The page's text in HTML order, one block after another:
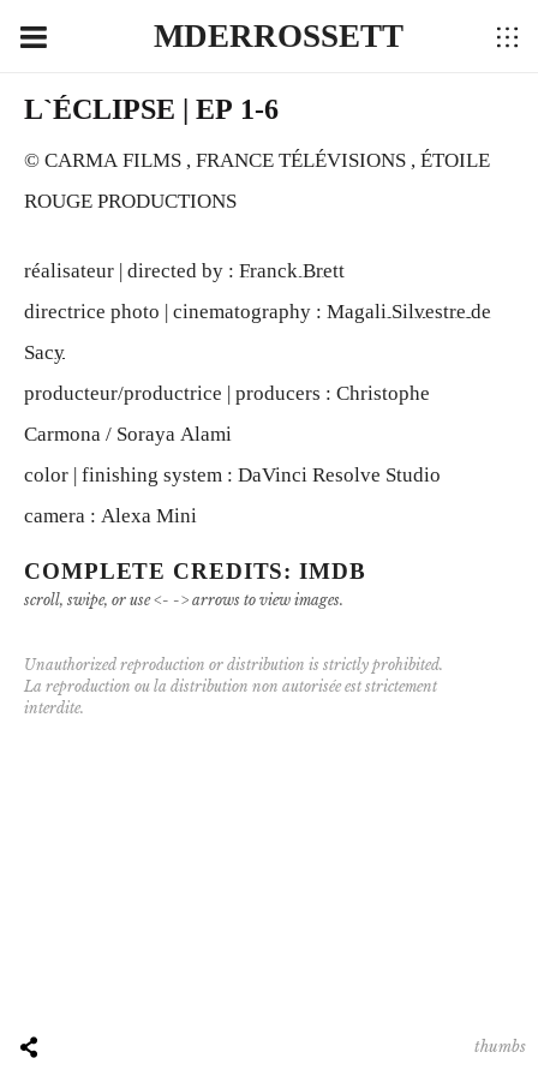
MDERROSSETT
L`ÉCLIPSE | EP 1-6
© CARMA FILMS , FRANCE TÉLÉVISIONS , ÉTOILE
ROUGE PRODUCTIONS
réalisateur | directed by : Franck Brett
directrice photo | cinematography : Magali Silvestre de
Sacy
producteur/productrice | producers : Christophe
Carmona / Soraya Alami
color | finishing system : DaVinci Resolve Studio
camera : Alexa Mini
COMPLETE CREDITS: IMDB
scroll, swipe, or use <- -> arrows to view images.
Unauthorized reproduction or distribution is strictly prohibited.
La reproduction ou la distribution non autorisée est strictement
interdite.
thumbs